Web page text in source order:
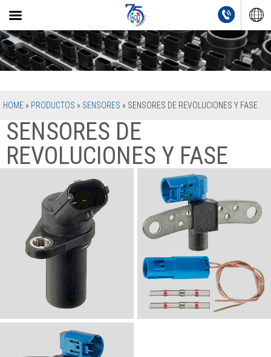
HOME » PRODUCTOS » SENSORES » SENSORES DE REVOLUCIONES Y FASE
SENSORES DE
REVOLUCIONES Y FASE